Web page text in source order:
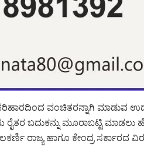
ಪರಿಹಾರದಿಂದ ವಂಚಿತರನ್ನಾಗಿ ಮಾಡುವ
ಬದುಕನ್ನು ಮೂರಾಬಟ್ಟಿ
ರಾಜ್ಯ ಹಾಗೂ ಕೇಂದ್ರ ಸರ್ಕಾರದ